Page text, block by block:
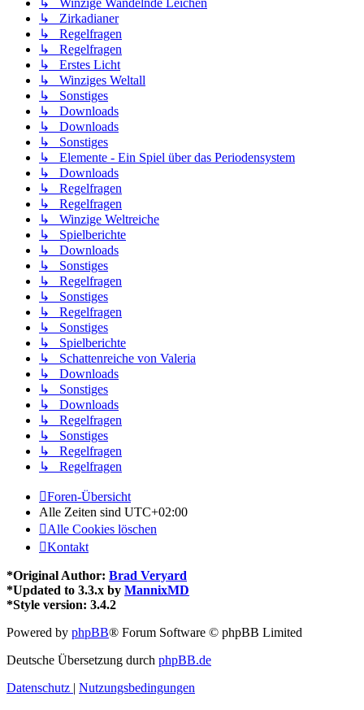
↳ Winzige Wandelnde Leichen
↳ Zirkadianer
↳ Regelfragen
↳ Regelfragen
↳ Erstes Licht
↳ Winziges Weltall
↳ Sonstiges
↳ Downloads
↳ Downloads
↳ Sonstiges
↳ Elemente - Ein Spiel über das Periodensystem
↳ Downloads
↳ Regelfragen
↳ Regelfragen
↳ Winzige Weltreiche
↳ Spielberichte
↳ Downloads
↳ Sonstiges
↳ Regelfragen
↳ Sonstiges
↳ Regelfragen
↳ Sonstiges
↳ Spielberichte
↳ Schattenreiche von Valeria
↳ Downloads
↳ Sonstiges
↳ Downloads
↳ Regelfragen
↳ Sonstiges
↳ Regelfragen
↳ Regelfragen
Foren-Übersicht
Alle Zeiten sind UTC+02:00
Alle Cookies löschen
Kontakt
*Original Author: Brad Veryard
*Updated to 3.3.x by MannixMD
*Style version: 3.4.2
Powered by phpBB® Forum Software © phpBB Limited
Deutsche Übersetzung durch phpBB.de
Datenschutz | Nutzungsbedingungen